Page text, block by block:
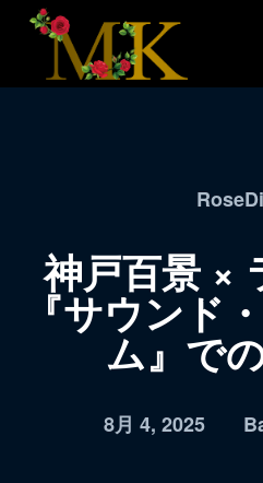
神戸百景 ×
『サウンド
ム』で
8月 4, 2025